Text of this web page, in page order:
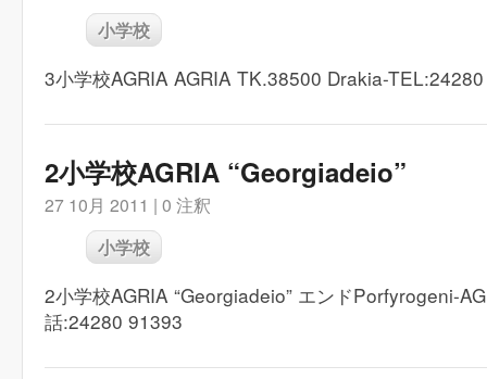
小学校
3小学校AGRIA AGRIA TK.38500 Drakia-
2小学校AGRIA “Georgiadeio”
27 10月 2011 | 0 注釈
小学校
2小学校AGRIA “Georgiadeio” エンドPorfyrogeni-
話:24280 91393